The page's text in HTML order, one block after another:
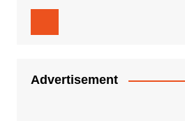
Advertisement